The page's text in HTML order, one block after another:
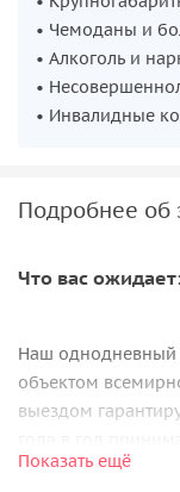
• Чемоданы и
• Алкоголь и
•
• Инвалидные
Подробнее об
Что вас
Наш однодневный
объектом
выездом
выезд позволит
Показать ещё